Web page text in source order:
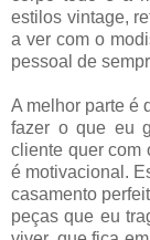
estilos vintage,
a ver com o
pessoal de
A melhor parte é
fazer o que eu
cliente quer com
é motivacional.
casamento
peças que eu